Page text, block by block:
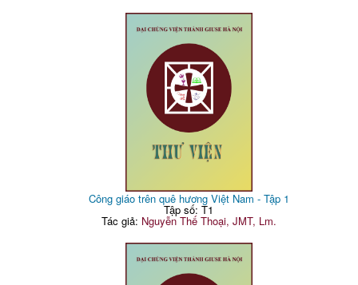
Công giáo trên quê hương Việt Nam - Tập 1
Tập số: T1
Tác giả: Nguyễn Thế Thoại, JMT, Lm.